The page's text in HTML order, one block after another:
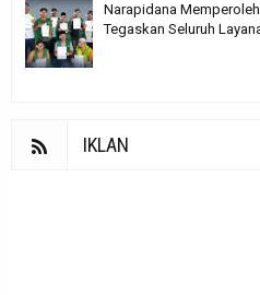
Narapidana
Tegaskan Seluruh
IKLAN